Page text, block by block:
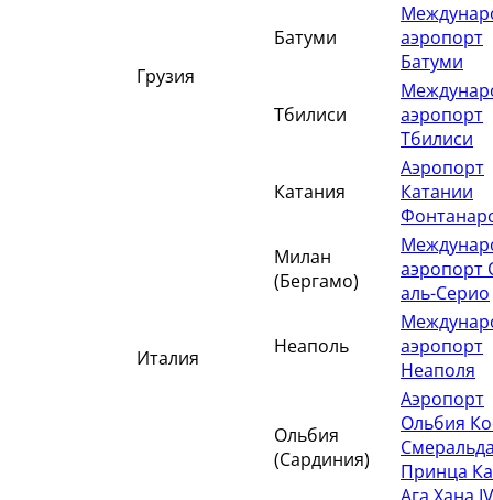
Грузия
Батуми
аэропорт
Батуми
Тбилиси
аэропорт
Тбилиси
Италия
Катания
Аэропорт
Катании
Милан
(Бергамо)
аэропорт
аль-Серио
Неаполь
аэропорт
Неаполя
Ольбия
(Сардиния)
Аэропорт
Ольбия
Принца